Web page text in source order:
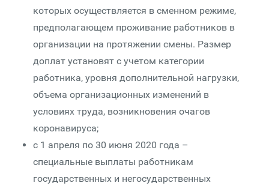
которых осуществляется в сменном режиме,
предполагающем проживание работников в
организации на протяжении смены. Размер
доплат установят с учетом категории
работника, уровня дополнительной нагрузки,
объема организационных изменений в
условиях труда, возникновения очагов
коронавируса;
с 1 апреля по 30 июня 2020 года –
специальные выплаты работникам
государственных и негосударственных